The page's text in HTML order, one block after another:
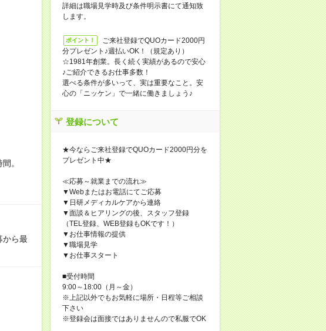
。
から最
詳細は職場見学時及び条件明示書にて通知致
します。
ポイント！
ご来社登録でQUOカード2000円
分プレゼント♪週払いOK！（規定あり）
☆1981年創業。長く続く実績があるので安心
♪ご紹介できるお仕事多数！
選べる条件が多いって、実は重要なこと。安
心の「ニッケン」で一緒に働きましょう♪
登録について
★今ならご来社登録でQUOカード2000円分を
プレゼント中★
≪応募～就業までの流れ≫
▼Webまたはお電話にてご応募
▼日研メディカルケアから連絡
▼面談＆ヒアリングの後、スタッフ登録
（TEL登録、WEB登録もOKです！）
▼お仕事情報の提供
▼職場見学
▼お仕事スタート
■受付時間
9:00～18:00（月～金）
※上記以外でもお気軽に場所・日程等ご相談
下さい
※登録会は面接ではありませんので私服でOK